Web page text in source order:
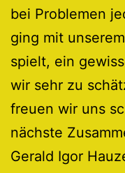
bei Problemen
ging mit
spielt, ein
wir sehr zu
freuen wir uns
nächste
Gerald Igor